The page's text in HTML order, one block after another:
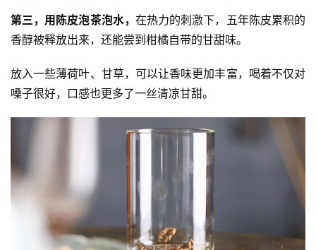
第三，用陈皮泡茶泡水， 在热力的刺激下，五年陈皮累积的
香醇被释放出来，还能尝到柑橘自带的甘甜味。
放入一些薄荷叶、甘草，可以让香味更加丰富，喝着不仅对
嗓子很好，口感也更多了一丝清凉甘甜。